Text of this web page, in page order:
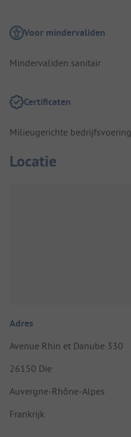
Voor mindervaliden
Mindervaliden sanitair
Certificaten
Milieugerichte bedrijfsvoering
Locatie
Adres
Avenue Rhin et Danube 330
26150 Die
Auvergne-Rhône-Alpes
Frankrijk